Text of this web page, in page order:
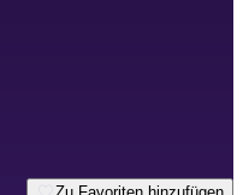
Zu Favoriten hinzufügen